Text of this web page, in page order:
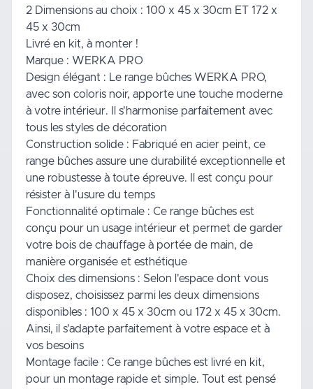
2 Dimensions au choix : 100 x 45 x 30cm ET 172 x
45 x 30cm
Livré en kit, à monter !
Marque : WERKA PRO
Design élégant : Le range bûches WERKA PRO,
avec son coloris noir, apporte une touche moderne
à votre intérieur. Il s'harmonise parfaitement avec
tous les styles de décoration
Construction solide : Fabriqué en acier peint, ce
range bûches assure une durabilité exceptionnelle et
une robustesse à toute épreuve. Il est conçu pour
résister à l'usure du temps
Fonctionnalité optimale : Ce range bûches est
conçu pour un usage intérieur et permet de garder
votre bois de chauffage à portée de main, de
manière organisée et esthétique
Choix des dimensions : Selon l'espace dont vous
disposez, choisissez parmi les deux dimensions
disponibles : 100 x 45 x 30cm ou 172 x 45 x 30cm.
Ainsi, il s'adapte parfaitement à votre espace et à
vos besoins
Montage facile : Ce range bûches est livré en kit,
pour un montage rapide et simple. Tout est pensé